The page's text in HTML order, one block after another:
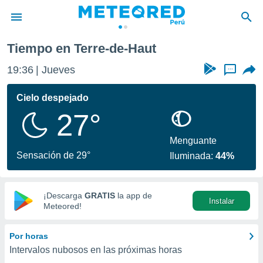
de
ha sido
calidad.
a este
las
y
digital
basada
Tiempo en Terre-de-Haut
19:36 Jueves ...
Cielo despejado
27°
Sensación de 29°
Menguante
Iluminada:44%
¡Descarga GRATIS la app de
Meteored!
Instalar
Por horas
Intervalos nubosos en las próximas horas